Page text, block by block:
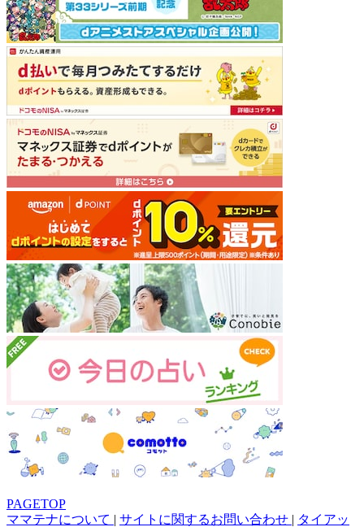
PAGETOP
ママテナについて | サイトに関するお問い合わせ | タイアッ